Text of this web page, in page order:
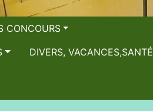
CONCOURS
DIVERS, VACANCES,SANTÉ